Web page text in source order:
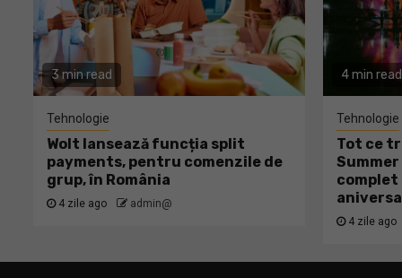
3 min read
Tehnologie
Wolt lansează funcția split
payments, pentru comenzile de
grup, în România
4 zile ago admin@
4 min read
Tehnologie
Tot ce
Summer
4 zile ago